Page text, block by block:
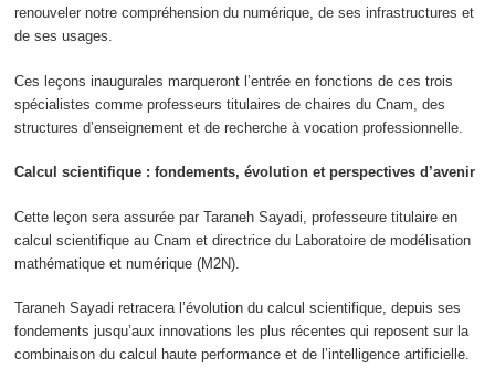
renouveler notre compréhension du numérique, de ses infrastructures et
de ses usages.
Ces leçons inaugurales marqueront l’entrée en fonctions de ces trois
spécialistes comme professeurs titulaires de chaires du Cnam, des
structures d’enseignement et de recherche à vocation professionnelle.
Calcul scientifique : fondements, évolution et perspectives d’avenir
Cette leçon sera assurée par Taraneh Sayadi, professeure titulaire en
calcul scientifique au Cnam et directrice du Laboratoire de modélisation
mathématique et numérique (M2N).
Taraneh Sayadi retracera l’évolution du calcul scientifique, depuis ses
fondements jusqu’aux innovations les plus récentes qui reposent sur la
combinaison du calcul haute performance et de l’intelligence artificielle.